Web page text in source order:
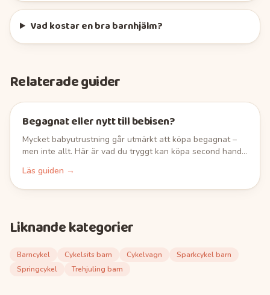
Vad kostar en bra barnhjälm?
Relaterade guider
Begagnat eller nytt till bebisen?
Mycket babyutrustning går utmärkt att köpa begagnat –
men inte allt. Här är vad du tryggt kan köpa second hand,
först.
Läs guiden →
Liknande kategorier
Barncykel Cykelsits barn Cykelvagn
Sparkcykel barn
Springcykel
Trehjuling barn